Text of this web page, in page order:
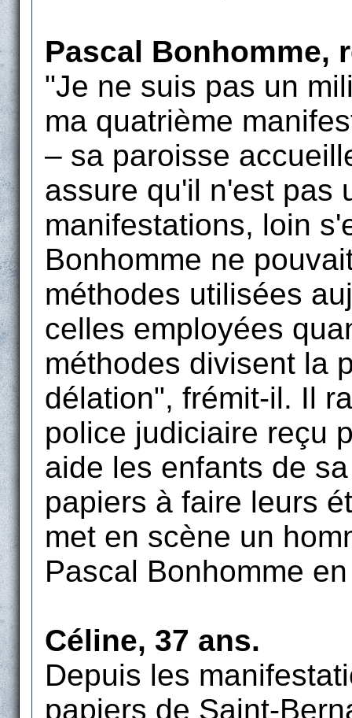
Pascal Bonhomme,
"Je ne suis pas un
ma quatrième
– sa paroisse
assure qu'il n'est pas
manifestations, loin
Bonhomme ne
méthodes utilisées
celles employées
méthodes divisent la
délation", frémit-il. Il
police judiciaire reçu
aide les enfants de
papiers à faire leurs
met en scène un
Pascal Bonhomme
Céline, 37 ans.
Depuis les
papiers de Saint-